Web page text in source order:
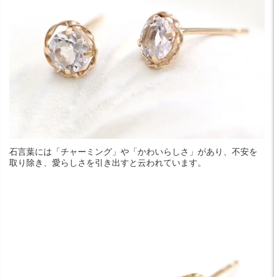
石言葉には「チャーミング」や「かわいらしさ」があり、不安を
取り除き、愛らしさを引き出すと云われています。